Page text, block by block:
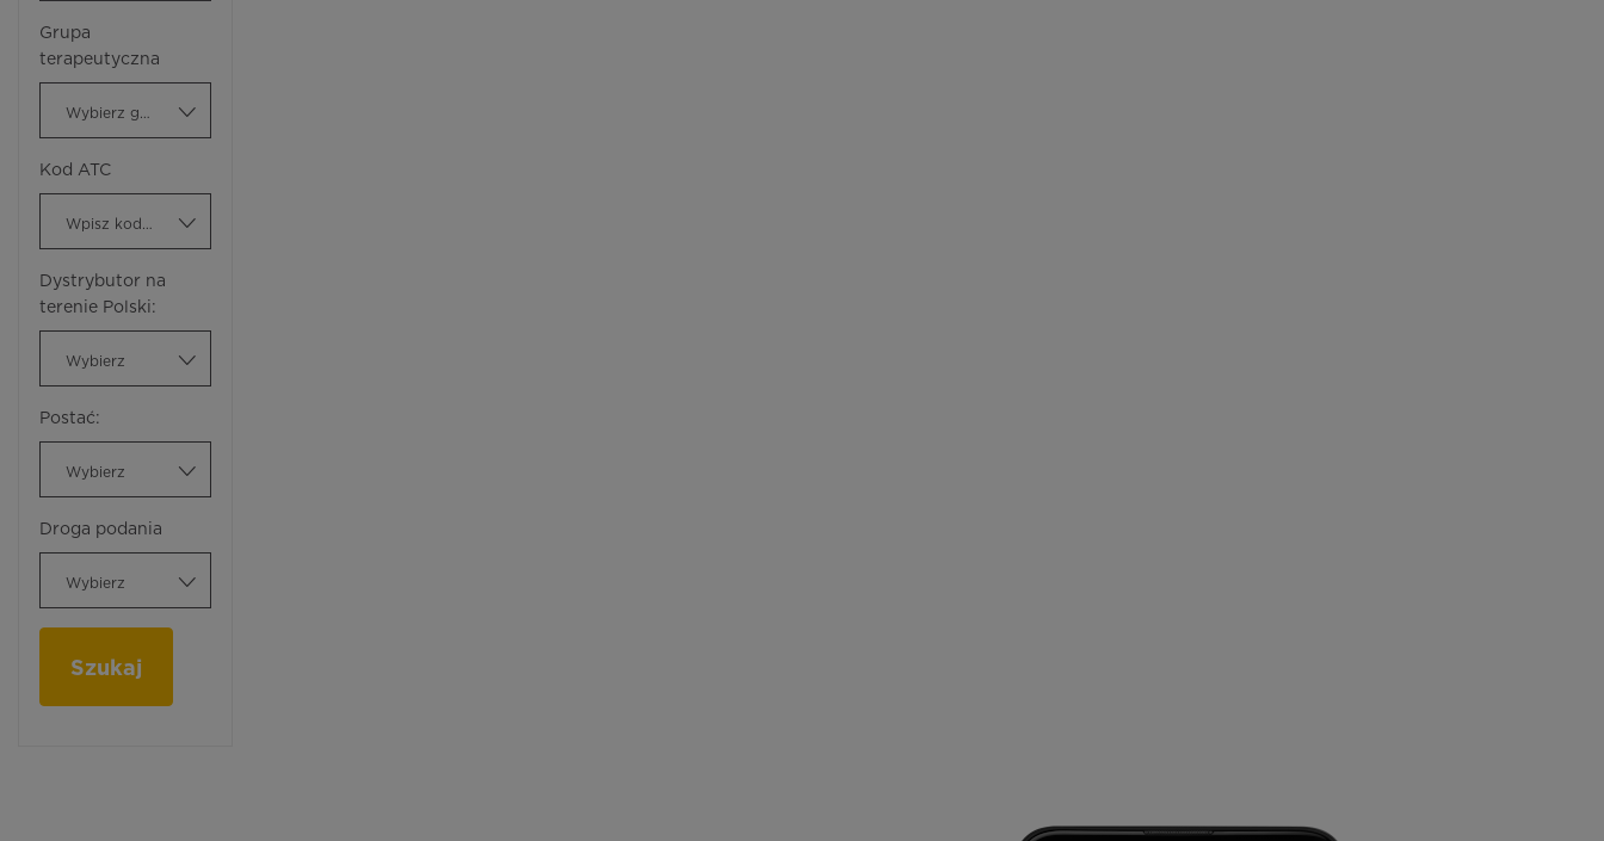
Grupa
terapeutyczna
Kod ATC
Dystrybutor na
terenie Polski:
Wybierz
Postać:
Wybierz
Droga podania
Wybierz
Szukaj